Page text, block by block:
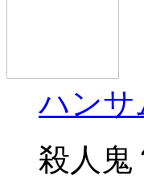
ハンサ
殺人鬼